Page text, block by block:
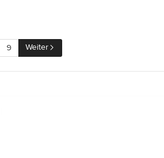
9 Weiter